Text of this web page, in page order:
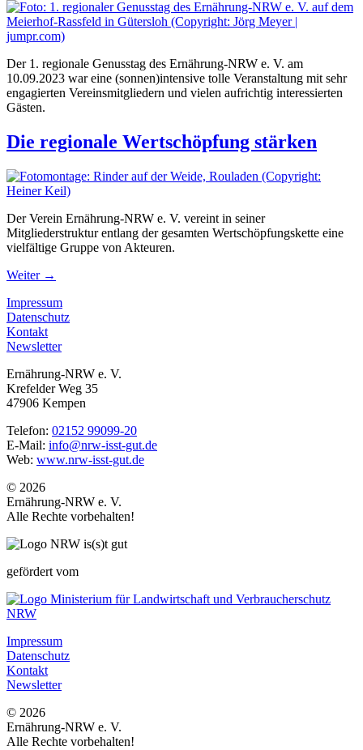
Der 1. regionale Genusstag des Ernährung-NRW e. V. am
10.09.2023 war eine (sonnen)intensive tolle Veranstaltung mit sehr
engagierten Vereinsmitgliedern und vielen aufrichtig interessierten
Gästen.
Die regionale Wertschöpfung stärken
Der Verein Ernährung-NRW e. V. vereint in seiner
Mitgliederstruktur entlang der gesamten Wertschöpfungskette eine
vielfältige Gruppe von Akteuren.
Weiter →
Impressum
Datenschutz
Kontakt
Newsletter
Ernährung-NRW e. V.
Krefelder Weg 35
47906 Kempen
Telefon: 02152 99099-20
E-Mail: info@nrw-isst-gut.de
Web: www.nrw-isst-gut.de
© 2026
Ernährung-NRW e. V.
Alle Rechte vorbehalten!
gefördert vom
Impressum
Datenschutz
Kontakt
Newsletter
© 2026
Ernährung-NRW e. V.
Alle Rechte vorbehalten!